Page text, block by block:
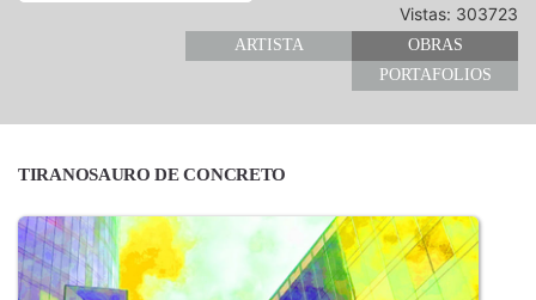
Vistas: 303723
ARTISTA
OBRAS
PORTAFOLIOS
TIRANOSAURO DE CONCRETO